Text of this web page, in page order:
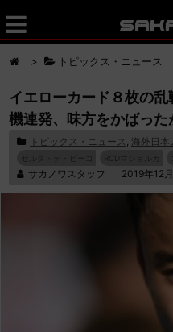
> トピックス・ニュース
イエローカード８枚の
機連発、味方をかばっ
トピックス・ニュース , 海外日本
サカノワスタッフ 2019年12